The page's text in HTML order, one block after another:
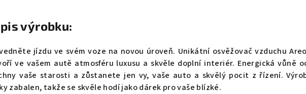
výrobku:
jízdu ve svém voze na novou úroveň. Unikátní osvěžovač vzduchu
ve vašem autě atmosféru luxusu a skvěle doplní interiér. Energická vůně
vaše starosti a zůstanete jen vy, vaše auto a skvělý pocit z řízení.
zabalen, takže se skvěle hodí jako dárek pro vaše blízké.